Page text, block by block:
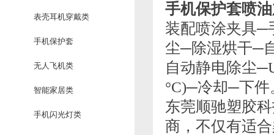
表壳耳机穿戴类
手机保护套
无人飞机类
智能家居类
手机闪光灯类
手机保护套喷
装配喷涂夹具─
尘─除湿烘干─
自动静电除尘
°C)─冷却─下件
东莞顺驰塑胶
商，不仅有适